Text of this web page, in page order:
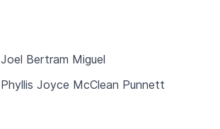
Joel Bertram Miguel
Phyllis Joyce McClean Punnett